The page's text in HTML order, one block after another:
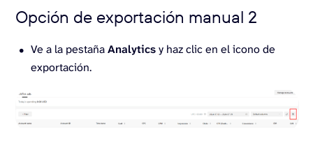
Opción de exportación manual 2
Ve a la pestañaAnalyticsy haz clic en el icono de
exportación.